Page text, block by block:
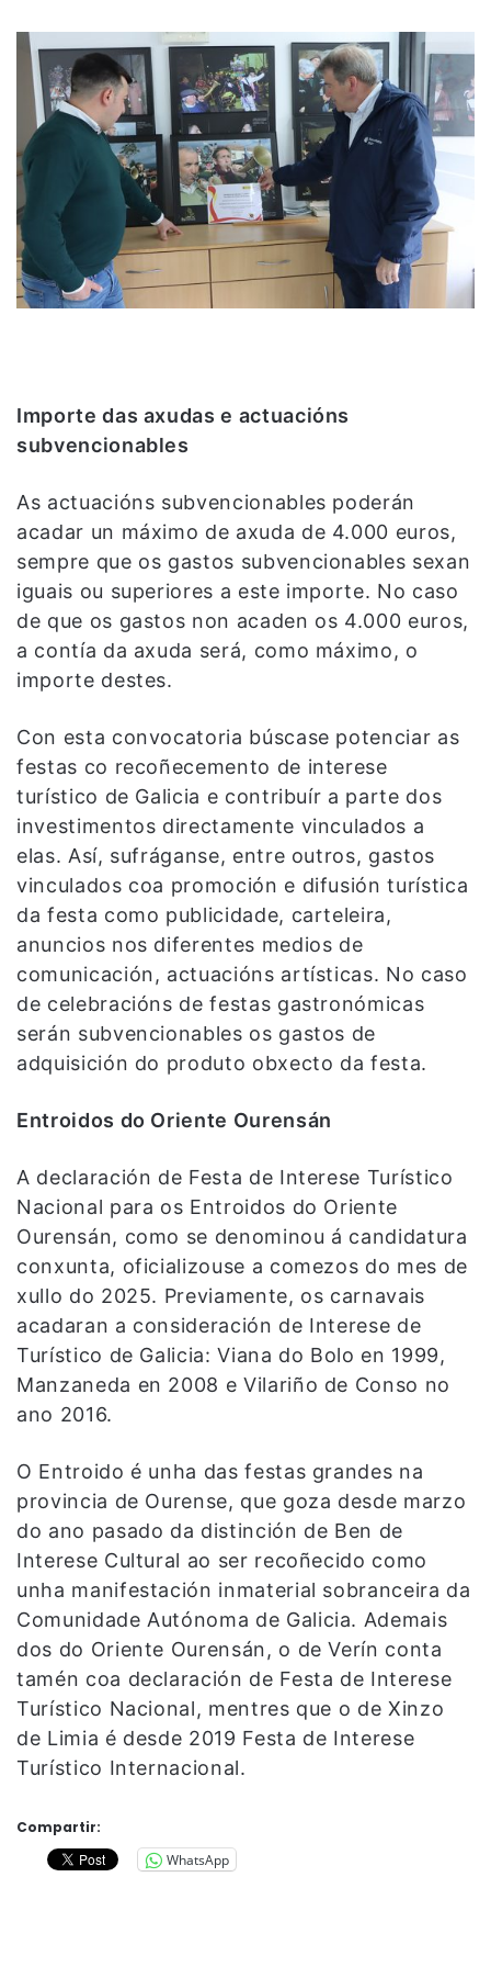
Importe das axudas e actuacións
subvencionables
As actuacións subvencionables poderán
acadar un máximo de axuda de 4.000 euros,
sempre que os gastos subvencionables sexan
iguais ou superiores a este importe. No caso
de que os gastos non acaden os 4.000 euros,
a contía da axuda será, como máximo, o
importe destes.
Con esta convocatoria búscase potenciar as
festas co recoñecemento de interese
turístico de Galicia e contribuír a parte dos
investimentos directamente vinculados a
elas. Así, sufráganse, entre outros, gastos
vinculados coa promoción e difusión turística
da festa como publicidade, carteleira,
anuncios nos diferentes medios de
comunicación, actuacións artísticas. No caso
de celebracións de festas gastronómicas
serán subvencionables os gastos de
adquisición do produto obxecto da festa.
Entroidos do Oriente Ourensán
A declaración de Festa de Interese Turístico
Nacional para os Entroidos do Oriente
Ourensán, como se denominou á candidatura
conxunta, oficializouse a comezos do mes de
xullo do 2025. Previamente, os carnavais
acadaran a consideración de Interese de
Turístico de Galicia: Viana do Bolo en 1999,
Manzaneda en 2008 e Vilariño de Conso no
ano 2016.
O Entroido é unha das festas grandes na
provincia de Ourense, que goza desde marzo
do ano pasado da distinción de Ben de
Interese Cultural ao ser recoñecido como
unha manifestación inmaterial sobranceira da
Comunidade Autónoma de Galicia. Ademais
dos do Oriente Ourensán, o de Verín conta
tamén coa declaración de Festa de Interese
Turístico Nacional, mentres que o de Xinzo
de Limia é desde 2019 Festa de Interese
Turístico Internacional.
Compartir:
WhatsApp